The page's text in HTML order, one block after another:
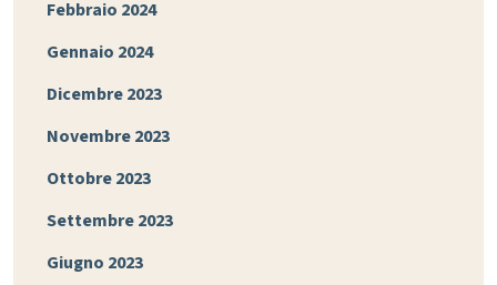
Febbraio 2024
Gennaio 2024
Dicembre 2023
Novembre 2023
Ottobre 2023
Settembre 2023
Giugno 2023